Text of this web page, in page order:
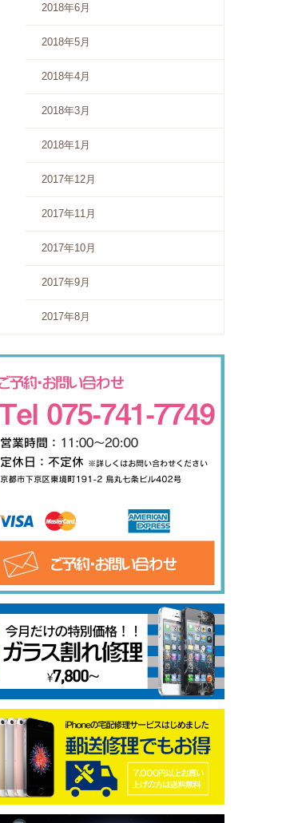
2018年6月
2018年5月
2018年4月
2018年3月
2018年1月
2017年12月
2017年11月
2017年10月
2017年9月
2017年8月